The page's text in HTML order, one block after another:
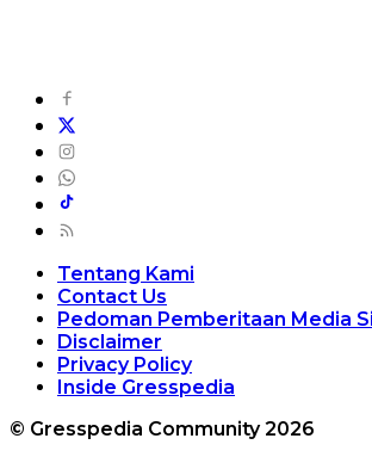
Tentang Kami
Contact Us
Pedoman Pemberitaan Media
Disclaimer
Privacy Policy
Inside Gresspedia
© Gresspedia Community 2026